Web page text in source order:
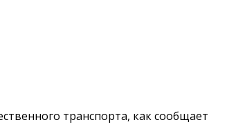
транспорта, как сообщает